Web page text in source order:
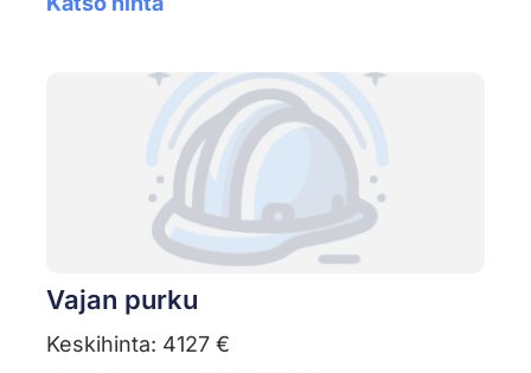
Vajan purku
Keskihinta: 4127 €